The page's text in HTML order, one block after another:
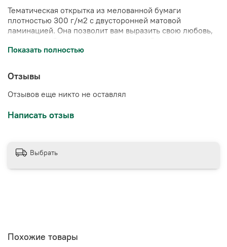
Тематическая открытка из мелованной бумаги
плотностью 300 г/м2 с двусторонней матовой
ламинацией. Она позволит вам выразить свою любовь,
вашей жизни.
Показать полностью
Отзывы
Отзывов еще никто не оставлял
Написать отзыв
Выбрать
Похожие товары